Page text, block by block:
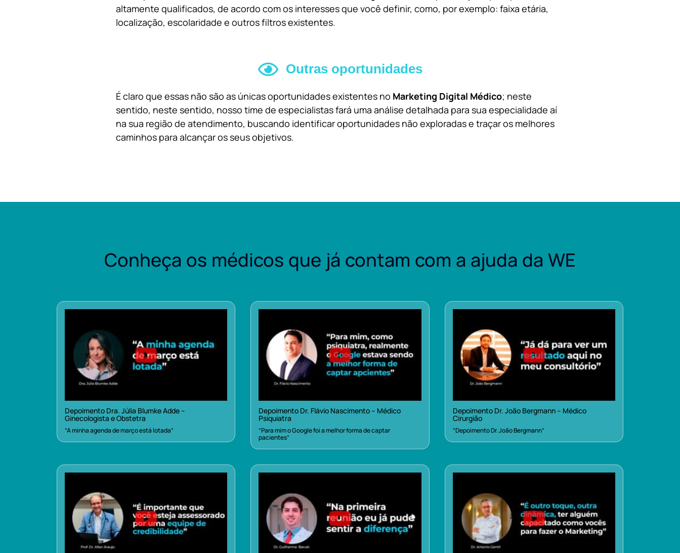
altamente qualificados, de acordo com os interesses que você definir, como, por exemplo: faixa etária,
localização, escolaridade e outros filtros existentes.
Outras oportunidades
É claro que essas não são as únicas oportunidades existentes no Marketing Digital Médico; neste
sentido, neste sentido, nosso time de especialistas fará uma análise detalhada para sua especialidade aí
na sua região de atendimento, buscando identificar oportunidades não exploradas e traçar os melhores
caminhos para alcançar os seus objetivos.
Conheça os médicos que já contam com a ajuda da WE
Depoimento Dra. Júlia Blumke Adde –
Ginecologista e Obstetra
“A minha agenda de março está lotada”
Depoimento Dr. Flávio Nascimento – Médico
Psiquiatra
“Para mim o Google foi a melhor forma de captar
pacientes”
Depoimento Dr. João Bergmann – Médico
Cirurgião
“Depoimento Dr. João Bergmann”